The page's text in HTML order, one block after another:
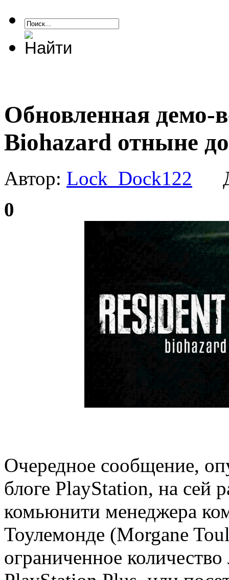
Обновленная демо-
Biohazard отныне
Автор: Lock_Dock122
0
Очередное сообщение,
блоге PlayStation, на сей
комьюнити менеджера
Тоулемонде (Morgane
ограниченное